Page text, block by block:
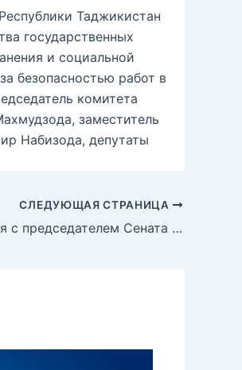
Таджикистан
государственных
и социальной
безопасностью работ в
комитета
заместитель
Набизода, депутаты
СЛЕДУЮЩАЯ СТРАНИЦА
Файзали Идизода встретился с председателем Сената Олий Мажлиса Узбекистана